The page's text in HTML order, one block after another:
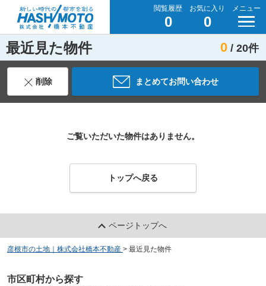
閲覧履歴
0
お気に入り
0
メニュー
最近見た物件 0 / 20件
削除 まとめてお問い合わせ
ご覧いただいた物件はありません。
トップへ戻る
ページトップへ
彦根市の土地｜株式会社橋本不動産 > 最近見た物件
市区町村から探す